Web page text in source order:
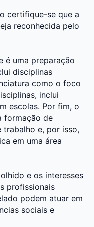
certifique-se que a
reconhecida pelo
é uma preparação
disciplinas
como o foco
inclui
escolas. Por fim, o
formação de
trabalho e, por isso,
em uma área
e os interesses
profissionais
podem atuar em
sociais e